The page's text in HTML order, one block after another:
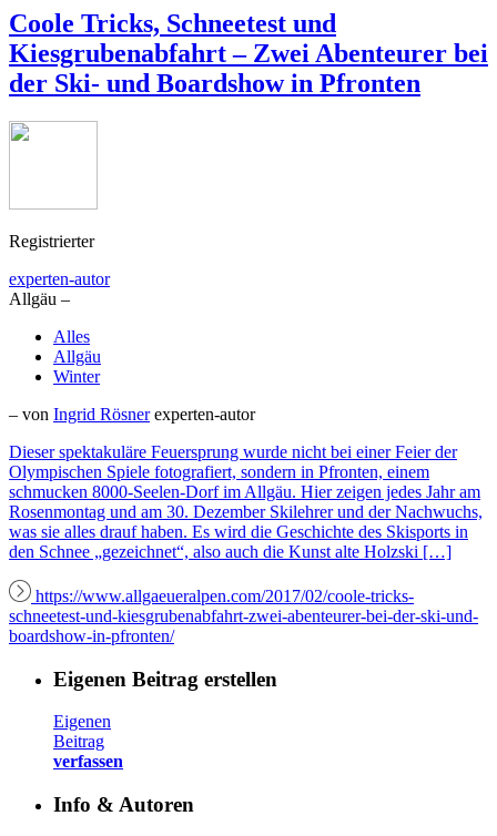
Coole Tricks, Schneetest und
Kiesgrubenabfahrt – Zwei Abenteurer bei
der Ski- und Boardshow in Pfronten
Registrierter
experten-autor
Allgäu –
Alles
Allgäu
Winter
– von Ingrid Rösner experten-autor
Dieser spektakuläre Feuersprung wurde nicht bei einer Feier der
Olympischen Spiele fotografiert, sondern in Pfronten, einem
schmucken 8000-Seelen-Dorf im Allgäu. Hier zeigen jedes Jahr am
Rosenmontag und am 30. Dezember Skilehrer und der Nachwuchs,
was sie alles drauf haben. Es wird die Geschichte des Skisports in
den Schnee „gezeichnet“, also auch die Kunst alte Holzski […]
https://www.allgaeueralpen.com/2017/02/coole-tricks-
schneetest-und-kiesgrubenabfahrt-zwei-abenteurer-bei-der-ski-und-
boardshow-in-pfronten/
Eigenen Beitrag erstellen
Eigenen
Beitrag
verfassen
Info & Autoren